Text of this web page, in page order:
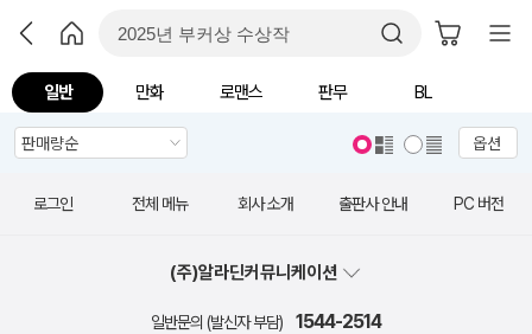
일반 만화 로맨스 판무 BL
옵션
로그인 전체 메뉴 회사 소개 출판사 안내 PC 버전
(주)알라딘커뮤니케이션
일반문의 (발신자 부담) 1544-2514